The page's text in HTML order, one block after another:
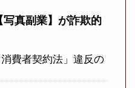
真副業】が詐欺的
費者契約法」違反の